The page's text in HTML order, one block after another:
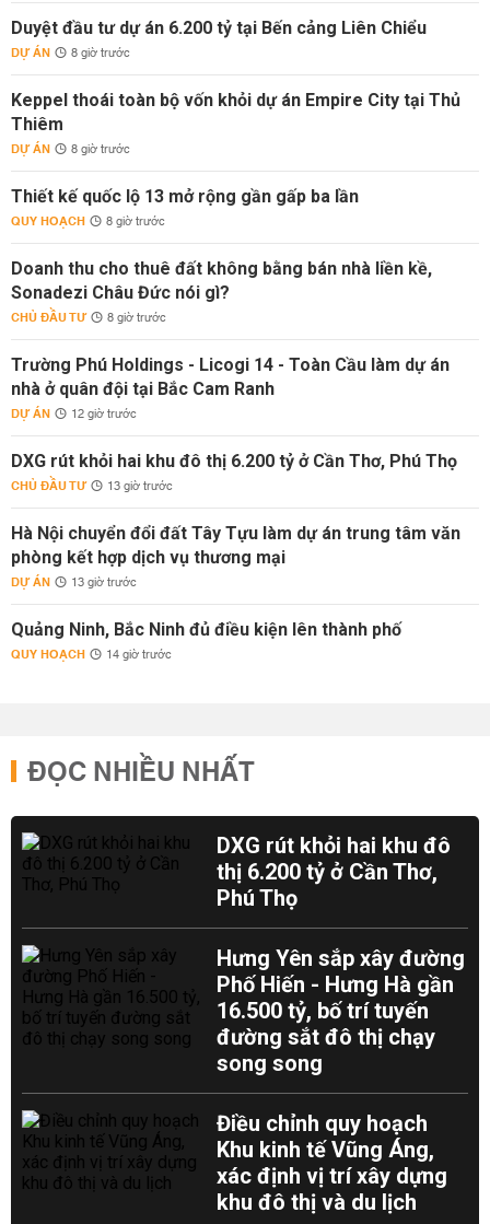
Duyệt đầu tư dự án 6.200 tỷ tại Bến cảng Liên Chiểu
DỰ ÁN 8 giờ trước
Keppel thoái toàn bộ vốn khỏi dự án Empire City tại Thủ
Thiêm
DỰ ÁN 8 giờ trước
Thiết kế quốc lộ 13 mở rộng gần gấp ba lần
QUY HOẠCH 8 giờ trước
Doanh thu cho thuê đất không bằng bán nhà liền kề,
Sonadezi Châu Đức nói gì?
CHỦ ĐẦU TƯ 8 giờ trước
Trường Phú Holdings - Licogi 14 - Toàn Cầu làm dự án
nhà ở quân đội tại Bắc Cam Ranh
DỰ ÁN 12 giờ trước
DXG rút khỏi hai khu đô thị 6.200 tỷ ở Cần Thơ, Phú Thọ
CHỦ ĐẦU TƯ 13 giờ trước
Hà Nội chuyển đổi đất Tây Tựu làm dự án trung tâm văn
phòng kết hợp dịch vụ thương mại
DỰ ÁN 13 giờ trước
Quảng Ninh, Bắc Ninh đủ điều kiện lên thành phố
QUY HOẠCH 14 giờ trước
ĐỌC NHIỀU NHẤT
DXG rút khỏi hai khu đô
thị 6.200 tỷ ở Cần Thơ,
Phú Thọ
Hưng Yên sắp xây đường
Phố Hiến - Hưng Hà gần
16.500 tỷ, bố trí tuyến
đường sắt đô thị chạy
song song
Điều chỉnh quy hoạch
Khu kinh tế Vũng Áng,
xác định vị trí xây dựng
khu đô thị và du lịch